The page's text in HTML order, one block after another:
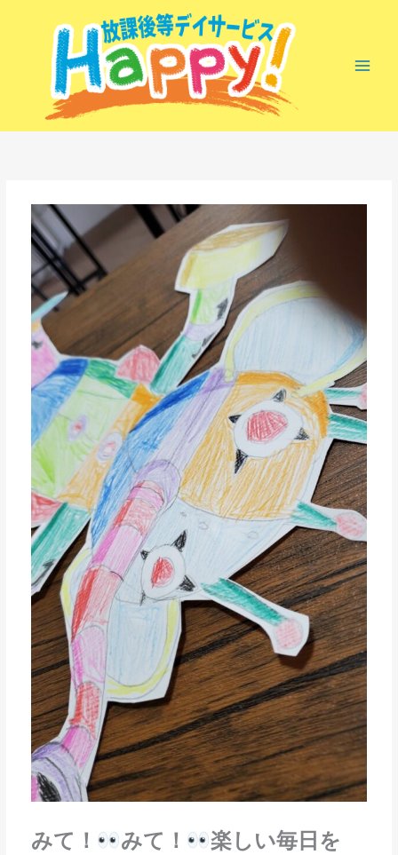
みて！ みて！ 楽しい毎日を